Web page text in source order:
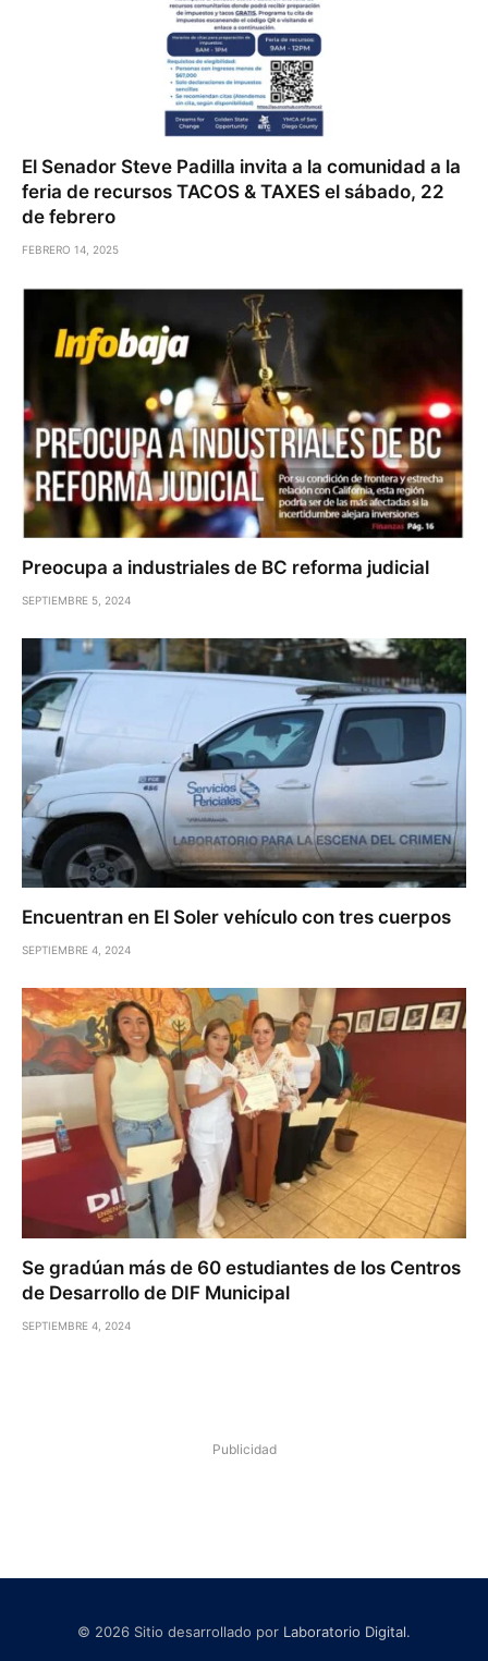
El Senador Steve Padilla invita a la comunidad a la
feria de recursos TACOS & TAXES el sábado, 22
de febrero
FEBRERO 14, 2025
Preocupa a industriales de BC reforma judicial
SEPTIEMBRE 5, 2024
Encuentran en El Soler vehículo con tres cuerpos
SEPTIEMBRE 4, 2024
Se gradúan más de 60 estudiantes de los Centros
de Desarrollo de DIF Municipal
SEPTIEMBRE 4, 2024
Publicidad
© 2026 Sitio desarrollado por Laboratorio Digital.